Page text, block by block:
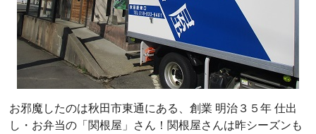
お邪魔したのは秋田市東通にある、創業 明治３５年 仕出
し・お弁当の「関根屋」さん！関根屋さんは昨シーズンも